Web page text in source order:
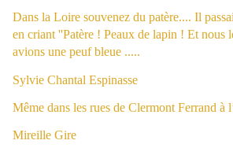
Dans la Loire souvenez du patère.... Il
en criant ''Patère ! Peaux de lapin ! Et nous
avions une peuf bleue .....
Sylvie Chantal Espinasse
Même dans les rues de Clermont Ferrand à
Mireille Gire